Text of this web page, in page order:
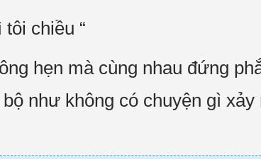
tôi chiều “
hẹn mà cùng nhau đứng
như không có chuyện gì